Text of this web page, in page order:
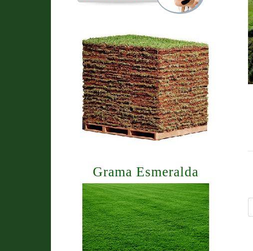
Grama Esmeralda